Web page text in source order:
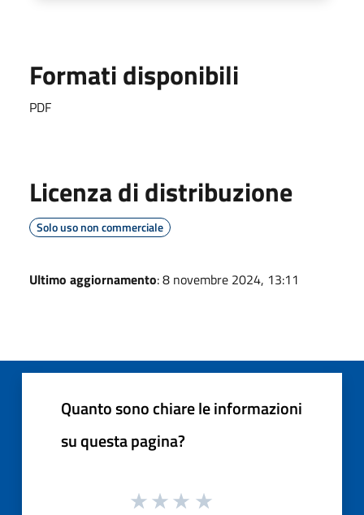
Formati disponibili
PDF
Licenza di distribuzione
Solo uso non commerciale
Ultimo aggiornamento: 8 novembre 2024, 13:11
Quanto sono chiare le informazioni
su questa pagina?